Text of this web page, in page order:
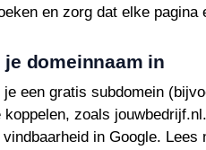
en zorg dat elke pagina
je domeinnaam in
een gratis subdomein
koppelen, zoals
in Google. Lees